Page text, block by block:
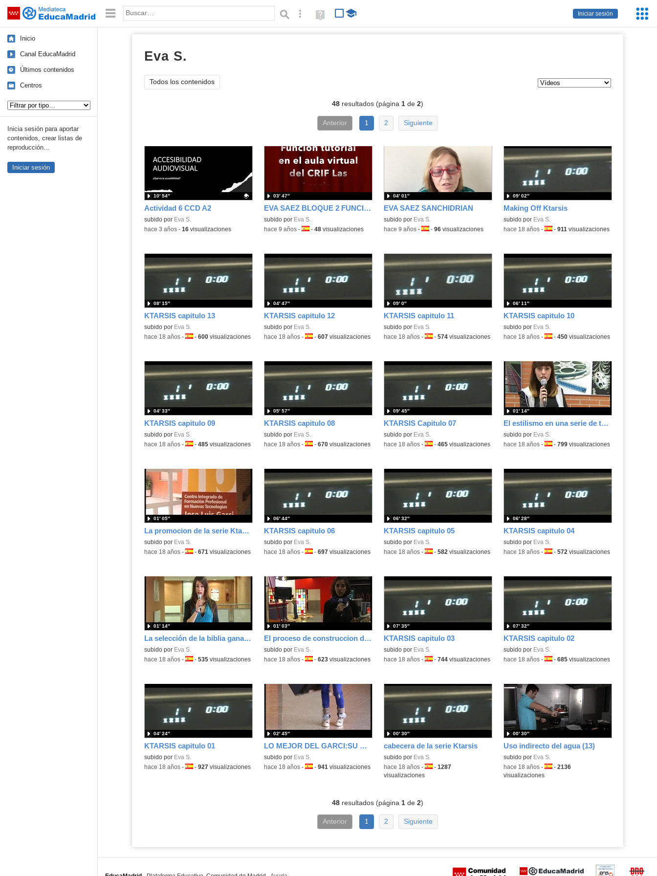
Saltar navegación
Iniciar sesión
Palabra o frase: Búsqueda avanzada
Ayuda
(en
Inicio
Canal EducaMadrid
Últimos contenidos
Centros
Inicia sesión para aportar
contenidos, crear listas de
reproducción...
Iniciar sesión
Eva S.
Todos los contenidos
48resultados (página 1de 2)
Anterior 1 2 Siguiente
Actividad 6 CCD A2
Contenido educativo.
subido por Eva S.
10′ 54″
-hace 3 años- 16visualizaciones
EVA SAEZ BLOQUE 2 FUNCION TUTORIAL
subido por Eva S.
03′ 47″
-hace 9 años- Idioma:
- 48visualizaciones
EVA SAEZ SANCHIDRIAN
subido por Eva S.
04′ 01″
-hace 9 años- Idioma:
- 96visualizaciones
Making Off Ktarsis
subido por Eva S.
09′ 02″
-hace 18 años- Idioma:
- 911 visualizaciones
KTARSIS capitulo 13
subido por Eva S.
08′ 15″
-hace 18 años- Idioma:
- 600visualizaciones
KTARSIS capitulo 12
subido por Eva S.
04′ 47″
-hace 18 años- Idioma:
- 607visualizaciones
KTARSIS capitulo 11
subido por Eva S.
09′ 0″
-hace 18 años- Idioma:
- 574visualizaciones
KTARSIS capitulo 10
subido por Eva S.
06′ 11″
-hace 18 años- Idioma:
- 450visualizaciones
KTARSIS capitulo 09
subido por Eva S.
04′ 33″
-hace 18 años- Idioma:
- 485visualizaciones
KTARSIS capitulo 08
subido por Eva S.
05′ 57″
-hace 18 años- Idioma:
- 670visualizaciones
KTARSIS Capitulo 07
subido por Eva S.
09′ 45″
-hace 18 años- Idioma:
- 465visualizaciones
El estilismo en una serie de television
subido por Eva S.
01′ 14″
-hace 18 años- Idioma:
- 799visualizaciones
La promocion de la serie Ktarsis a través de la web 2.0.
subido por Eva S.
01′ 05″
-hace 18 años- Idioma:
- 671 visualizaciones
KTARSIS capitulo 06
subido por Eva S.
06′ 44″
-hace 18 años- Idioma:
- 697visualizaciones
KTARSIS capitulo 05
subido por Eva S.
06′ 32″
-hace 18 años- Idioma:
- 582 visualizaciones
KTARSIS capitulo 04
subido por Eva S.
06′ 28″
-hace 18 años- Idioma:
- 572 visualizaciones
La selección de la biblia ganadora
subido por Eva S.
01′ 14″
-hace 18 años- Idioma:
- 535visualizaciones
El proceso de construccion de los decorados de Ktarsis
subido por Eva S.
01′ 03″
-hace 18 años- Idioma:
- 623visualizaciones
KTARSIS capitulo 03
subido por Eva S.
07′ 35″
-hace 18 años- Idioma:
- 744visualizaciones
KTARSIS capitulo 02
subido por Eva S.
07′ 32″
-hace 18 años- Idioma:
- 685visualizaciones
KTARSIS capitulo 01
subido por Eva S.
04′ 24″
-hace 18 años- Idioma:
- 927visualizaciones
LO MEJOR DEL GARCI:SU GENTE
subido por Eva S.
02′ 45″
-hace 18 años- Idioma:
- 941 visualizaciones
cabecera de la serie Ktarsis
subido por Eva S.
00′ 30″
-hace 18 años- Idioma:
- 1287
visualizaciones
Uso indirecto del agua (13)
subido por Eva S.
00′ 30″
-hace 18 años- Idioma:
- 2136
visualizaciones
48resultados (página 1de 2)
Anterior 1 2 Siguiente